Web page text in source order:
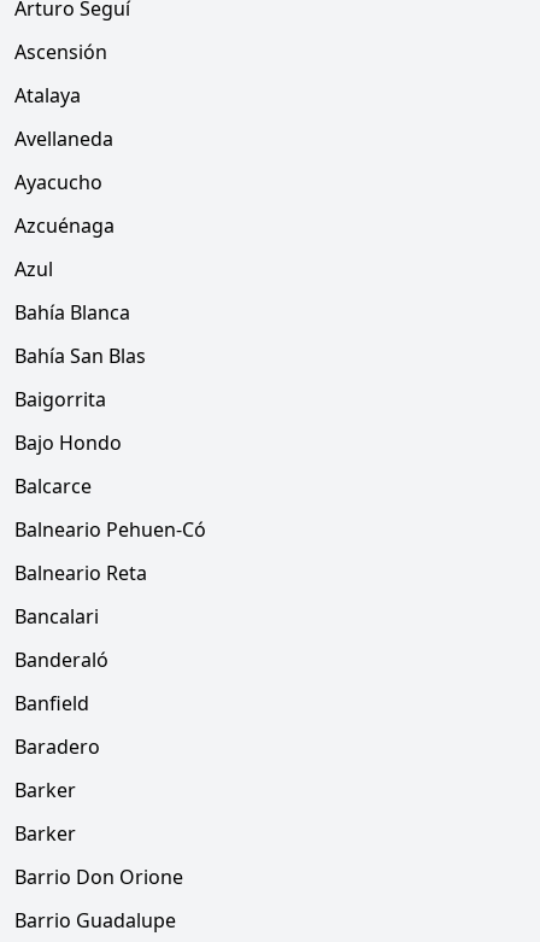
Arturo Seguí
Ascensión
Atalaya
Avellaneda
Ayacucho
Azcuénaga
Azul
Bahía Blanca
Bahía San Blas
Baigorrita
Bajo Hondo
Balcarce
Balneario Pehuen-Có
Balneario Reta
Bancalari
Banderaló
Banfield
Baradero
Barker
Barker
Barrio Don Orione
Barrio Guadalupe